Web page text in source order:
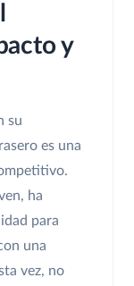
y
su
es una
ha
para
una
vez, no